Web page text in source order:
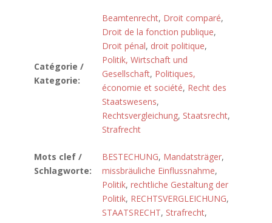
Catégorie /
Kategorie:
Beamtenrecht, Droit comparé,
Droit de la fonction publique,
Droit pénal, droit politique,
Politik, Wirtschaft und
Gesellschaft, Politiques,
économie et société, Recht des
Staatswesens,
Rechtsvergleichung, Staatsrecht,
Strafrecht
Mots clef /
Schlagworte:
BESTECHUNG, Mandatsträger,
missbräuliche Einflussnahme,
Politik, rechtliche Gestaltung der
Politik, RECHTSVERGLEICHUNG,
STAATSRECHT, Strafrecht,